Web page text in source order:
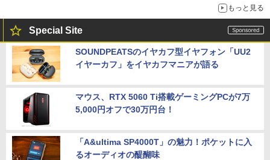
もっと見る
Special Site
SOUNDPEATSのイヤカフ型イヤフォン「UU2
イヤーカフ」をイヤカフマニアが語る
マウス、RTX 5060 Ti搭載ゲーミングPCが7万
5,000円オフで30万円台！
「A&ultima SP4000T」の魅力！ポケットに入
るオーディオの醍醐味